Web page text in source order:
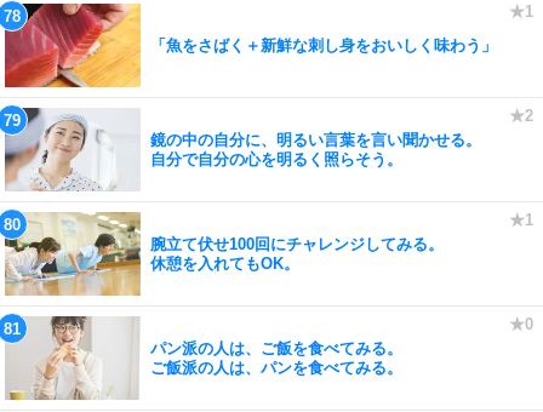
「魚をさばく＋新鮮な刺し身をおいしく味わう」
鏡の中の自分に、明るい言葉を言い聞かせる。
自分で自分の心を明るく照らそう。
腕立て伏せ100回にチャレンジしてみる。
休憩を入れてもOK。
パン派の人は、ご飯を食べてみる。
ご飯派の人は、パンを食べてみる。